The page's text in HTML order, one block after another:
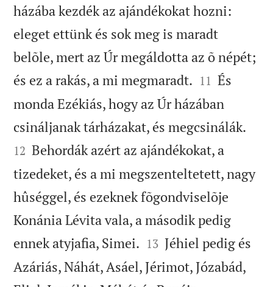
házába kezdék az ajándékokat hozni:
eleget ettünk és sok meg is maradt
belõle, mert az Úr megáldotta az õ népét;
és ez a rakás, a mi megmaradt. 

11 És
monda Ezékiás, hogy az Úr házában
csináljanak tárházakat, és megcsinálák.
12 Behordák azért az ajándékokat, a
tizedeket, és a mi megszenteltetett, nagy
hûséggel, és ezeknek fõgondviselõje
Konánia Lévita vala, a második pedig
ennek atyjafia, Simei. 

13 Jéhiel pedig és
Azáriás, Náhát, Asáel, Jérimot, Józabád,